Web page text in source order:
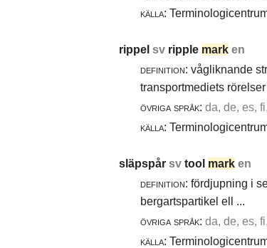
källa:
rippel sv ripple mark en
definition: vågliknande
transportmediets rörelser
övriga språk: da, de, es,
källa:
släpspår sv tool mark en
definition: fördjupning i
bergartspartikel ell ...
övriga språk: da, de, es,
källa: